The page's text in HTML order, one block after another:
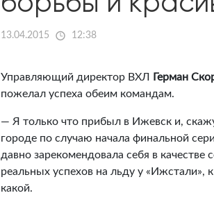
13.04.2015 12:38
Управляющий директор ВХЛ Герман
пожелал успеха обеим командам.
— Я только что прибыл в Ижевск и,
городе по случаю начала финальной
давно зарекомендовала себя в
реальных успехов на льду у
какой.